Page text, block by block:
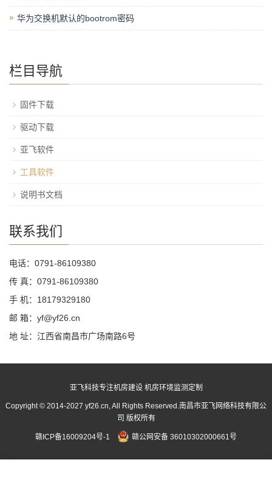
华为交换机默认的bootrom密码
栏目导航
固件下载
驱动下载
亚飞软件
工具软件
说明书文档
联系我们
电话：0791-86109380
传 真：0791-86109380
手 机：18179329180
邮 箱：yf@yf26.cn
地 址：江西省南昌市广场南路6号
亚飞科技专注机房建设 机房环境监测定制
Copyright © 2014-2027 yf26.cn, All Rights Reserved.南昌市亚飞网络科技有限公
司 版权所有
赣ICP备16009204号-1 赣公网安备 36010302000661号